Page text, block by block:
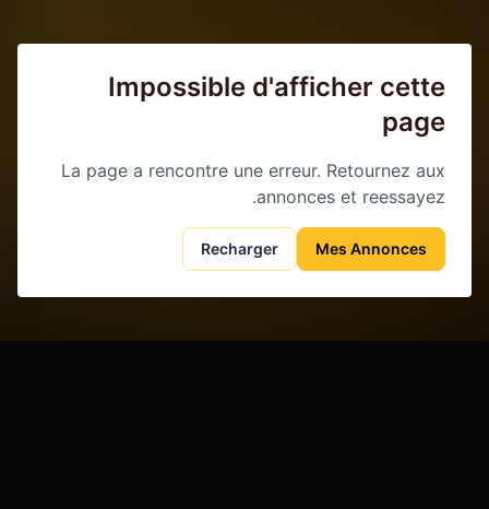
Impossible d'afficher cette
page
La page a rencontre une erreur. Retournez aux
annonces et reessayez.
Mes Annonces
Recharger